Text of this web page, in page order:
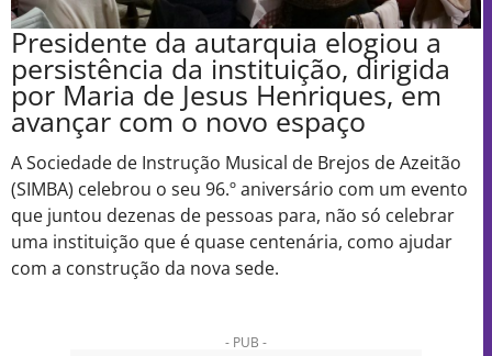
Presidente da autarquia elogiou a
persistência da instituição, dirigida
por Maria de Jesus Henriques, em
avançar com o novo espaço
A Sociedade de Instrução Musical de Brejos de Azeitão
(SIMBA) celebrou o seu 96.º aniversário com um evento
que juntou dezenas de pessoas para, não só celebrar
uma instituição que é quase centenária, como ajudar
com a construção da nova sede.
- PUB -